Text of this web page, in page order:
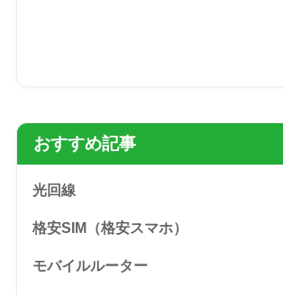
おすすめ記事
光回線
格安SIM（格安スマホ）
モバイルルーター